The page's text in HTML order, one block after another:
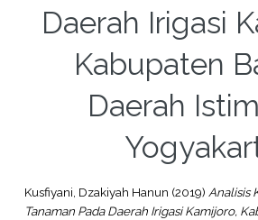
Daerah Irigasi
Kabupaten
Daerah
Kusfiyani, Dzakiyah Hanun (2019) Analisis
Tanaman Pada Daerah Irigasi Kamijoro,